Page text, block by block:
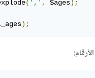
( ',' , $ages);
);